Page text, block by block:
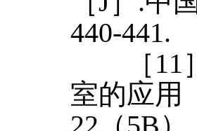
440-441.
［11］
室的应用